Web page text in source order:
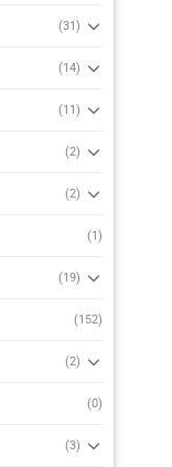
(31)
(14)
(11)
(2)
(2)
(1)
(19)
(152)
(2)
(0)
(3)